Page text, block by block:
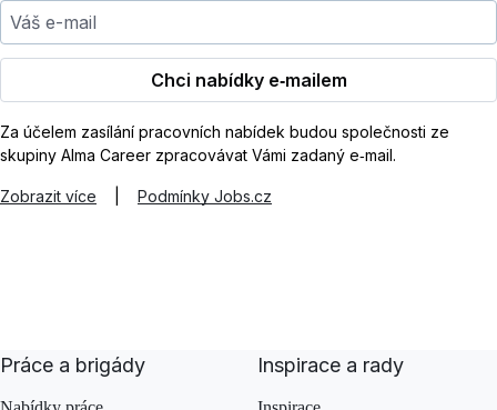
Váš e-mail
Chci nabídky e‑mailem
Za účelem zasílání pracovních nabídek budou společnosti ze
skupiny Alma Career zpracovávat Vámi zadaný e‑mail.
Zobrazit více Podmínky Jobs.cz
Práce a brigády Inspirace a rady